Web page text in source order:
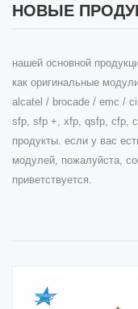
НОВЫЕ
нашей основной
как оригинальные
alcatel / brocade / emc /
sfp, sfp +, xfp, qsfp, cfp,
продукты. если у вас
модулей, пожалуйста,
приветствуется.